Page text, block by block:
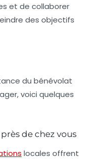
et de collaborer
des objectifs
du bénévolat
voici quelques
de chez vous
locales offrent